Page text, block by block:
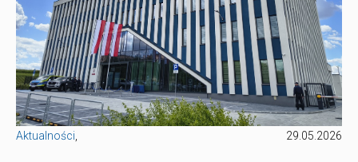
Aktualności 29.05.2026